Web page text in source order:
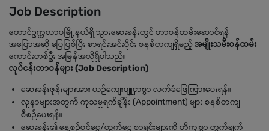
Job Description
တောင်ဥက္ကလာပမြို့နယ်ရှိ သွားဆေးခန်းတွင် တာဝန်ထမ်းဆောင်ရန်
အပြောအဆို ပြေပြစ်ပြီး စာရင်းအင်းပိုင်း စနစ်တကျရှိမည့်အမျိုးသမီးဝန်ထမ်း
ကောင်းတစ်ဦး အမြန်အလိုရှိပါသည်။
လုပ်ငန်းတာဝန်များ (Job Description)
ဆေးခန်းဖုန်းများအား ယဉ်ကျေးပျူငှာစွာ လက်ခံဖြေကြားပေးရန်။
လူနာများအတွက် ကုသမှုရက်ချိန်း (Appointment) များ စနစ်တကျ
စီစဉ်ပေးရန်။
ဆေးခန်း၏ နေ့စဉ်ဝင်ငွေ/ထွက်ငွေ စာရင်းများကို တိကျစွာ တွက်ချက်